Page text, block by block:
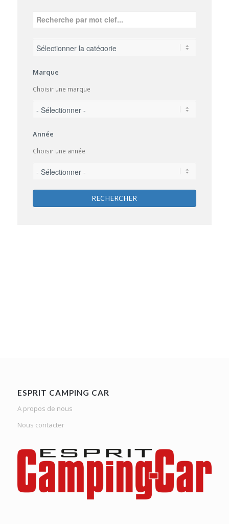
Marque
Choisir une marque
Année
Choisir une année
RECHERCHER
ESPRIT CAMPING CAR
A propos de nous
Nous contacter